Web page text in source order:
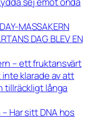
MASSAKERN
DAG BLEV EN
– ett fruktansvärt
klarade av att
tillräckligt långa
Har sitt DNA hos